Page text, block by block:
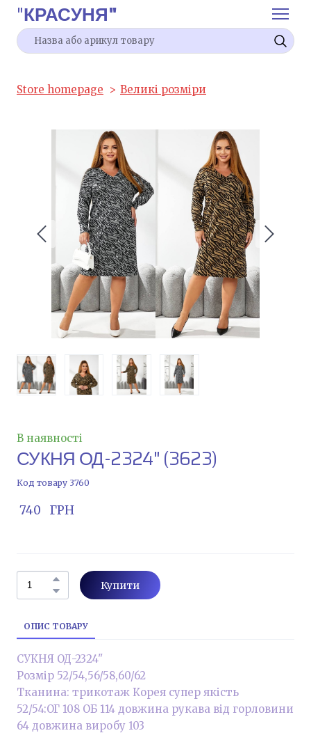
"КРАСУНЯ"
Store homepage Великі розміри
В наявності
СУКНЯ ОД-2324"(3623)
Код товару 3760
740   ГРН
Купити
ОПИС ТОВАРУ
СУКНЯ ОД-2324"
Розмір 52/54,56/58,60/62
Тканина: трикотаж Корея супер якість
52/54:ОГ 108 ОБ 114 довжина рукава від горловини
64 довжина виробу 103